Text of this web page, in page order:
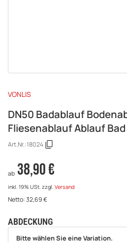
VONLIS
DN50 Badablauf
Fliesenablauf Ablauf
Art.Nr.:18024
ab 38,90 €
inkl. 19% USt. zzgl. Versand
Netto:32,69€
ABDECKUNG
wählen
Bitte wählen Sie eine Variation.